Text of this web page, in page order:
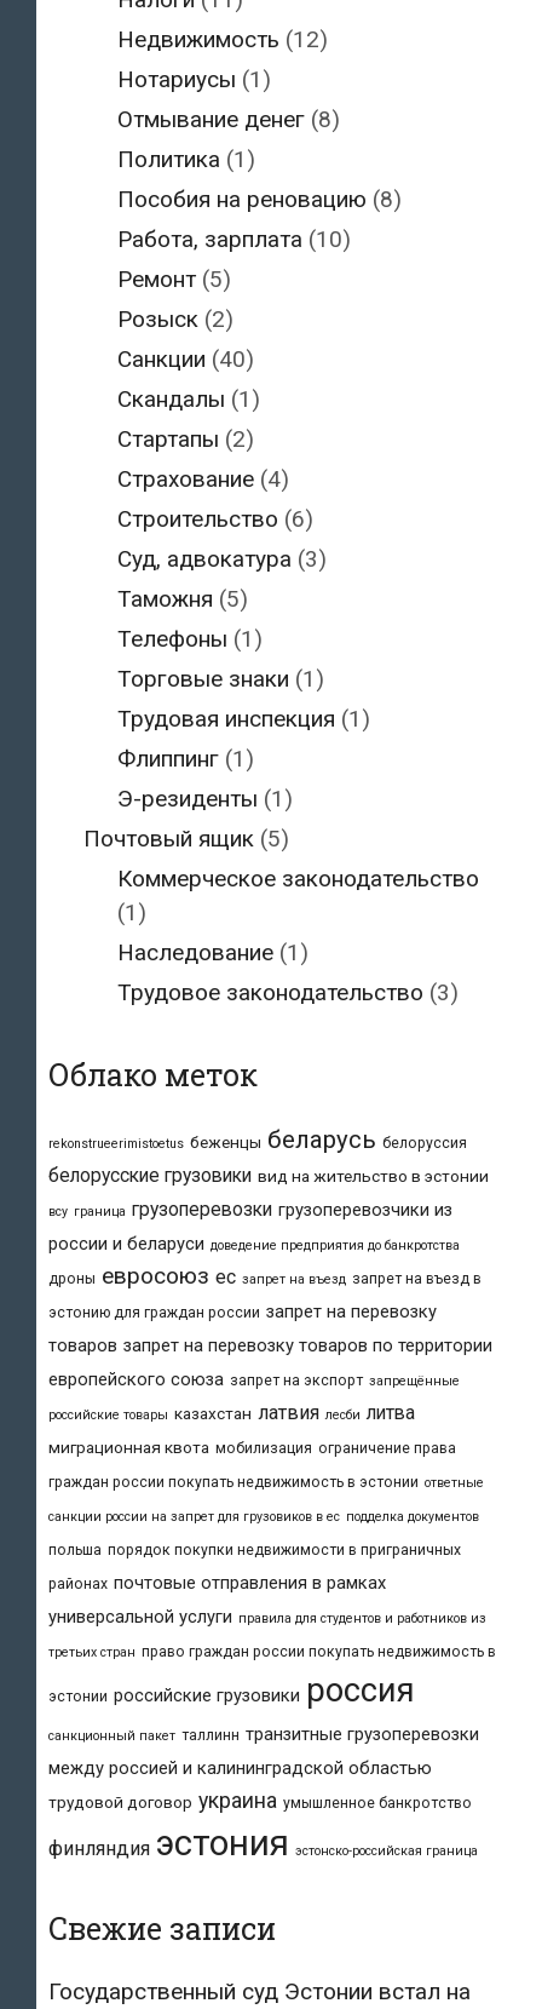
Недвижимость (12)
Нотариусы (1)
Отмывание денег (8)
Политика (1)
Пособия на реновацию (8)
Работа, зарплата (10)
Ремонт (5)
Розыск (2)
Санкции (40)
Скандалы (1)
Стартапы (2)
Страхование (4)
Строительство (6)
Суд, адвокатура (3)
Таможня (5)
Телефоны (1)
Торговые знаки (1)
Трудовая инспекция (1)
Флиппинг (1)
Э-резиденты (1)
Почтовый ящик(5)
Коммерческое законодательство
(1)
Наследование (1)
Трудовое законодательство (3)
Облако меток
rekonstrueerimistoetus беженцы беларусь белоруссия
белорусские грузовики вид на жительство в эстонии
всу граница грузоперевозки грузоперевозчики из
россии и беларуси доведение предприятия до банкротства
дроны евросоюз ес запрет на въезд запрет на въезд в
эстонию для граждан россии запрет на перевозку
товаров запрет на перевозку товаров по территории
европейского союза запрет на экспорт запрещённые
российские товары казахстан латвия лесби литва
миграционная квота мобилизация ограничение права
граждан россии покупать недвижимость в эстонии ответные
санкции россии на запрет для грузовиков в ес подделка документов
польша порядок покупки недвижимости в приграничных
районах почтовые отправления в рамках
универсальной услуги правила для студентов и работников из
третьих стран право граждан россии покупать недвижимость в
эстонии российские грузовики россия
санкционный пакет таллинн транзитные грузоперевозки
между россией и калининградской областью
трудовой договор украина умышленное банкротство
финляндия эстония эстонско-российская граница
Свежие записи
Государственный суд Эстонии встал на